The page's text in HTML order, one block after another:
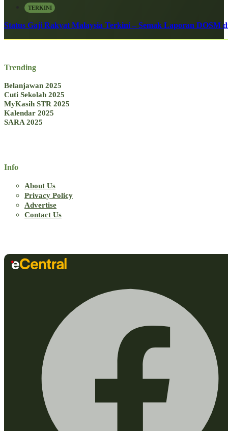
TERKINI
Status Gaji Rakyat Malaysia Terkini – Semak Laporan DOSM
Trending
Belanjawan 2025
Cuti Sekolah 2025
MyKasih STR 2025
Kalendar 2025
SARA 2025
Info
About Us
Privacy Policy
Advertise
Contact Us